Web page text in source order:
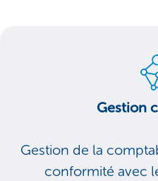
Gestion
Gestion de la
conformité avec